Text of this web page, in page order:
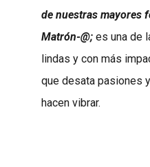
de nuestras mayores
Matrón-@; es una de
lindas y con más
que desata pasiones
hacen vibrar.